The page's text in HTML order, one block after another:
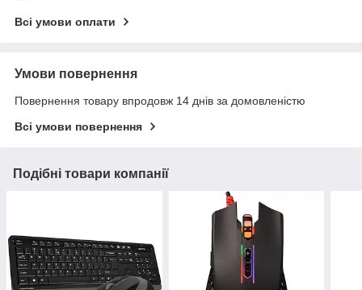
Всі умови оплати
Умови повернення
Повернення товару впродовж 14 днів за домовленістю
Всі умови повернення
Подібні товари компанії